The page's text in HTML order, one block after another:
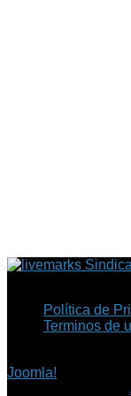
Política de
Terminos de
Joomla!
©